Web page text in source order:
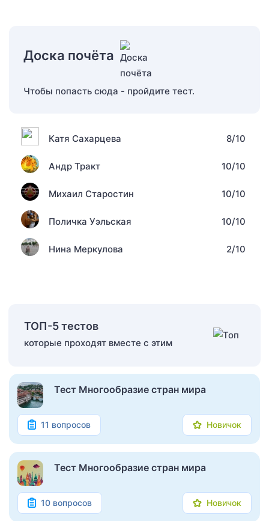
Доска почёта
Чтобы попасть сюда - пройдите тест.
Катя Сахарцева 8/10
Андр Тракт 10/10
Михаил Старостин 10/10
Поличка Уэльская 10/10
Нина Меркулова 2/10
ТОП-5 тестов
которые проходят вместе с этим
Тест Многообразие стран мира
11 вопросов Новичок
Тест Многообразие стран мира
10 вопросов Новичок